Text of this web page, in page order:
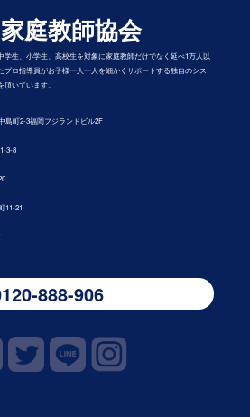
庭教師協会
学生、小学生、高校生を対象に家庭教師だけでなく延べ1万人以
プロ指導員がお子様一人一人を細かくサポートする独自のシス
いています。
島町2-3福岡フジランドビル2F
3-8
11-21
888-906